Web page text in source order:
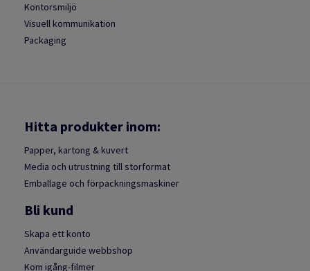
Kontorsmiljö
Visuell kommunikation
Packaging
Hitta produkter inom:
Papper, kartong & kuvert
Media och utrustning till storformat
Emballage och förpackningsmaskiner
Bli kund
Skapa ett konto
Användarguide webbshop
Kom igång-filmer